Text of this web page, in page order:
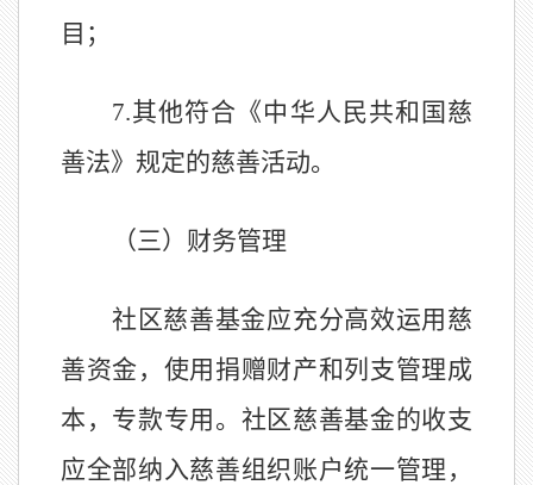
目；
7.其他符合《中华人民共和国慈
善法》规定的慈善活动。
（三）财务管理
社区慈善基金应充分高效运用慈
善资金，使用捐赠财产和列支管理成
本 ， 专款专用。 社区慈善基金的收支
应全部纳入慈善组织账户统一管理，